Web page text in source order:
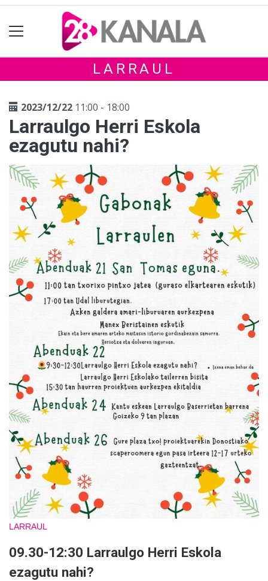
LARRAUL
2023/12/22 11:00 - 18:00
Larraulgo Herri Eskola
ezagutu nahi?
LARRAUL
09.30-12:30 Larraulgo Herri Eskola
ezagutu nahi?